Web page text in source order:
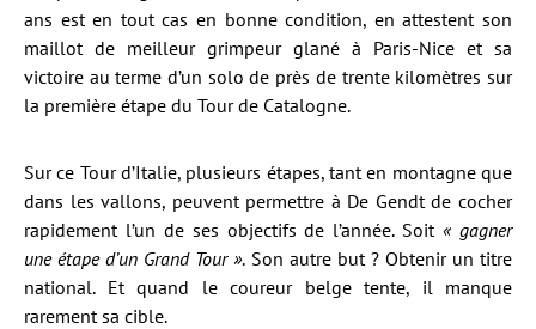
ans est en tout cas en bonne condition, en attestent son
maillot de meilleur grimpeur glané à Paris-Nice et sa
victoire au terme d’un solo de près de trente kilomètres sur
la première étape du Tour de Catalogne.
Sur ce Tour d’Italie, plusieurs étapes, tant en montagne que
dans les vallons, peuvent permettre à De Gendt de cocher
rapidement l’un de ses objectifs de l’année. Soit« gagner
une étape d’un Grand Tour ». Son autre but ? Obtenir un titre
national. Et quand le coureur belge tente, il manque
rarement sa cible.